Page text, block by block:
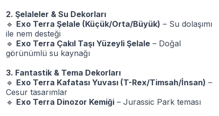
2. Şelaleler & Su Dekorları
🔹 Exo Terra Şelale (Küçük/Orta/Büyük) – Su dolaşımı
ile nem desteği
🔹 Exo Terra Çakıl Taşı Yüzeyli Şelale – Doğal
görünümlü su kaynağı
3. Fantastik & Tema Dekorları
🔹 Exo Terra Kafatası Yuvası (T-Rex/Timsah/İnsan) –
Cesur tasarımlar
🔹 Exo Terra Dinozor Kemiği – Jurassic Park teması